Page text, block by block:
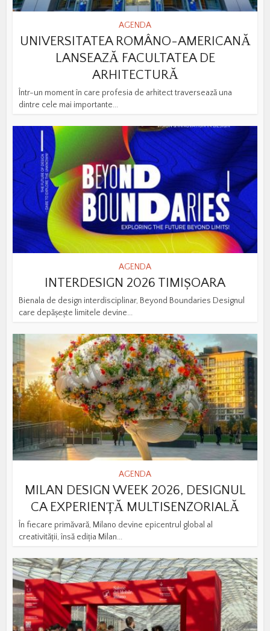
AGENDA
UNIVERSITATEA ROMÂNO-AMERICANĂ
LANSEAZĂ FACULTATEA DE
ARHITECTURĂ
Într-un moment în care profesia de arhitect traversează una
dintre cele mai importante...
AGENDA
INTERDESIGN 2026 TIMIȘOARA
Bienala de design interdisciplinar, Beyond Boundaries Designul
care depășește limitele devine...
AGENDA
MILAN DESIGN WEEK 2026, DESIGNUL
CA EXPERIENȚĂ MULTISENZORIALĂ
În fiecare primăvară, Milano devine epicentrul global al
creativității, însă ediția Milan...